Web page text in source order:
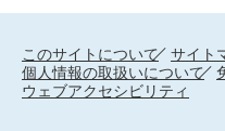
このサイトについて
サイト
個人情報の取扱いについて
ウェブアクセシビリティ